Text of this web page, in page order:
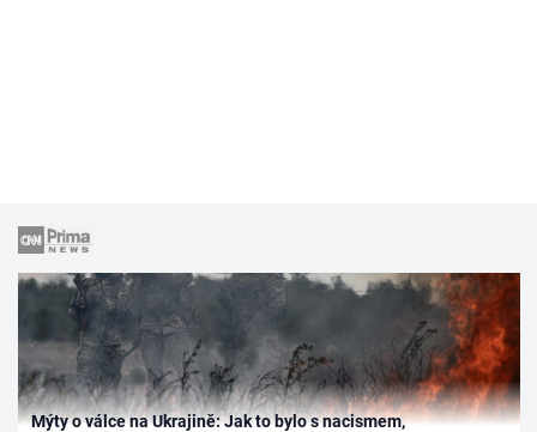
Mýty o válce na Ukrajině: Jak to bylo s nacismem,